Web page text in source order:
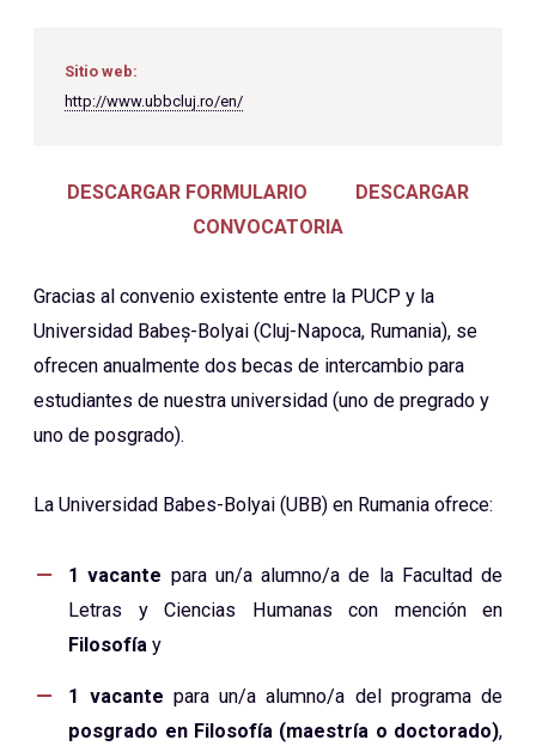
Sitio web:
http://www.ubbcluj.ro/en/
DESCARGAR FORMULARIO
DESCARGAR
CONVOCATORIA
Gracias al convenio existente entre la PUCP y la
Universidad Babeș-Bolyai (Cluj-Napoca, Rumania), se
ofrecen anualmente dos becas de intercambio para
estudiantes de nuestra universidad (uno de pregrado y
uno de posgrado).
La Universidad Babes-Bolyai (UBB) en Rumania ofrece:
1 vacante para un/a alumno/a de la Facultad de
Letras y Ciencias Humanas con mención en
Filosofíay
1 vacante para un/a alumno/a del programa de
posgrado en Filosofía (maestría o doctorado),